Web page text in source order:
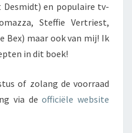
Desmidt) en populaire tv-
Steffie Vertriest,
Bex) maar ook van mij! Ik
in dit boek!
of zolang de voorraad
via deofficiële website